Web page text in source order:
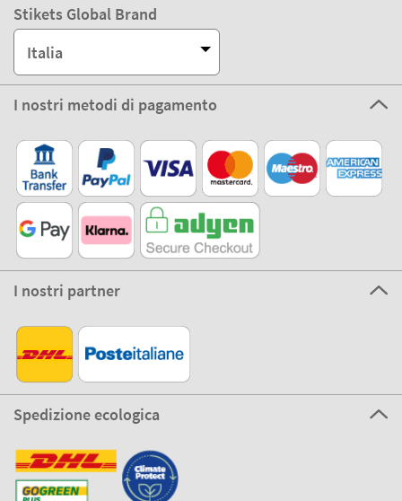
Stikets Global Brand
Italia
I nostri metodi di pagamento
I nostri partner
Spedizione ecologica